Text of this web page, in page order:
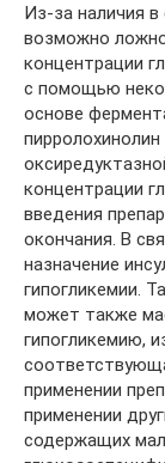
Из-за наличия
возможно
концентрации
с помощью
основе
концентрации
введения
окончания. В
назначение
гипогликемии.
может также
гипогликемию,
применении
применении
содержащих